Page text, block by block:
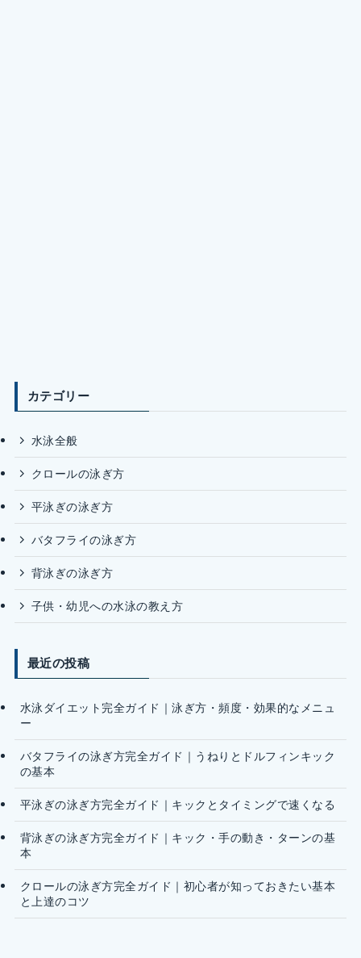
カテゴリー
水泳全般
クロールの泳ぎ方
平泳ぎの泳ぎ方
バタフライの泳ぎ方
背泳ぎの泳ぎ方
子供・幼児への水泳の教え方
最近の投稿
水泳ダイエット完全ガイド｜泳ぎ方・頻度・効果的なメニュ
ー
バタフライの泳ぎ方完全ガイド｜うねりとドルフィンキック
の基本
平泳ぎの泳ぎ方完全ガイド｜キックとタイミングで速くなる
背泳ぎの泳ぎ方完全ガイド｜キック・手の動き・ターンの基
本
クロールの泳ぎ方完全ガイド｜初心者が知っておきたい基本
と上達のコツ